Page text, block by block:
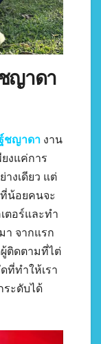
ญาดา
ชญาดา งาน
งแค่การ
างเดียว แต่
ที่น้อยคนจะ
ตอร์และทำ
า จากแรก
ติดตามที่ไต่
ที่ทำให้เรา
ระดับได้